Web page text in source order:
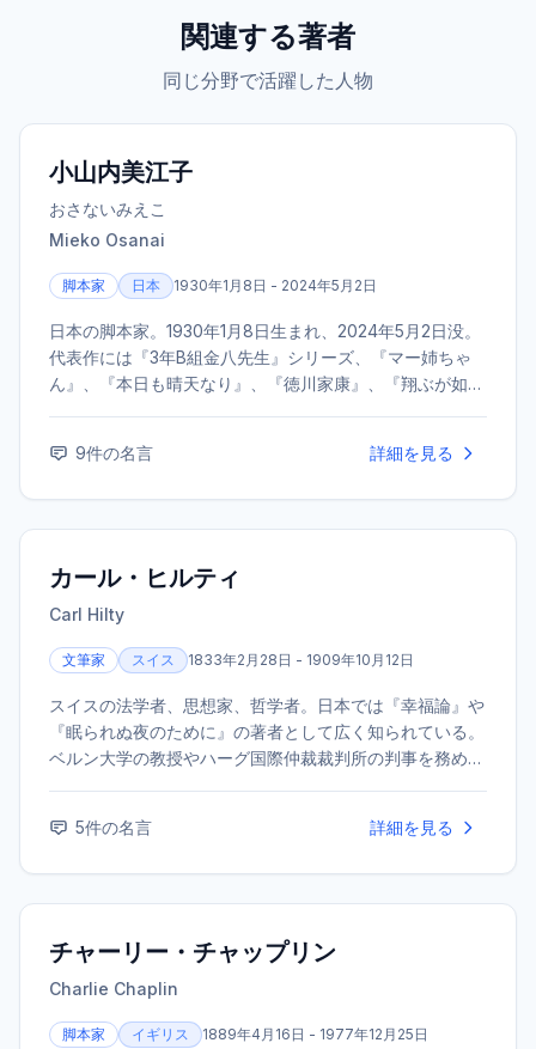
関連する著者
同じ分野で活躍した人物
小山内美江子
おさないみえこ
Mieko Osanai
脚本家 日本 1930年1月8日 - 2024年5月2日
日本の脚本家。1930年1月8日生まれ、2024年5月2日没。
代表作には『3年B組金八先生』シリーズ、『マー姉ちゃ
ん』、『本日も晴天なり』、『徳川家康』、『翔ぶが如
して、教育や家族をテーマにした作品を多数手がけた。
9件の名言 詳細を見る
カール・ヒルティ
Carl Hilty
文筆家 スイス 1833年2月28日 - 1909年10月12日
スイスの法学者、思想家、哲学者。日本では『幸福論』や
『眠られぬ夜のために』の著者として広く知られている。
ベルン大学の教授やハーグ国際仲裁裁判所の判事を務める
えないほどの広範な知識で、今日なお多くの読者に影響を
5件の名言 詳細を見る
チャーリー・チャップリン
Charlie Chaplin
脚本家 イギリス 1889年4月16日 - 1977年12月25日